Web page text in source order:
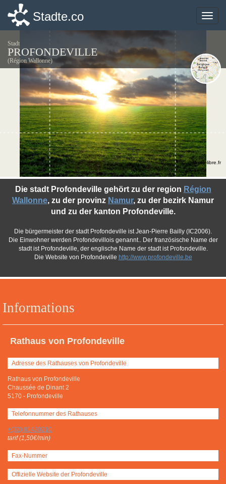
Toggle
Stadte.co
Stadt
PROFONDEVILLE
(Région Wallonne)
Informations
Rathaus von Profondeville
Adresse des Rathauses von Profondeville
Rathaus von Profondeville
Chaussée de Dinant 2
5170 - Profondeville
Telefonnummer des Rathauses
+(32) 81420210
tarif (1,50€/min)
Fax-Nummer
Offizielle Website der Profondeville
Die stadt Profondeville gehört zu der region Région
Wallonne, zu der provinz Namur, zu der bezirk Namur
und zu der kanton Profondeville.
Die bürgermeister der stadt Profondeville ist Jean-Pierre Bailly (IC2006).
Die Einwohner werden Profondevillois genannt.. Der französische Name der
stadt ist Profondeville, der englische Name der stadt ist Profondeville.
Die Website von Profondeville http://www.profondeville.be
©photo-libre.fr
Toggle
Stadte.co